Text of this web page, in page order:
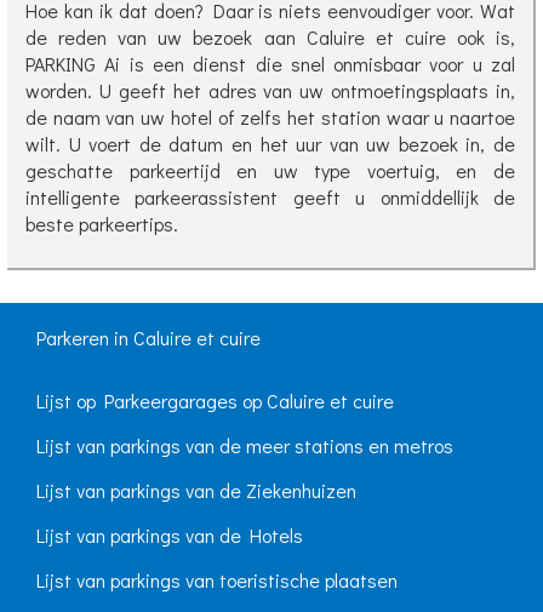
Hoe kan ik dat doen? Daar is niets eenvoudiger voor. Wat
de reden van uw bezoek aan Caluire et cuire ook is,
PARKING Ai is een dienst die snel onmisbaar voor u zal
worden. U geeft het adres van uw ontmoetingsplaats in,
de naam van uw hotel of zelfs het station waar u naartoe
wilt. U voert de datum en het uur van uw bezoek in, de
geschatte parkeertijd en uw type voertuig, en de
intelligente parkeerassistent geeft u onmiddellijk de
beste parkeertips.
Parkeren in Caluire et cuire
Lijst op Parkeergarages op Caluire et cuire
Lijst van parkings van de meer stations en metros
Lijst van parkings van de Ziekenhuizen
Lijst van parkings van de Hotels
Lijst van parkings van toeristische plaatsen